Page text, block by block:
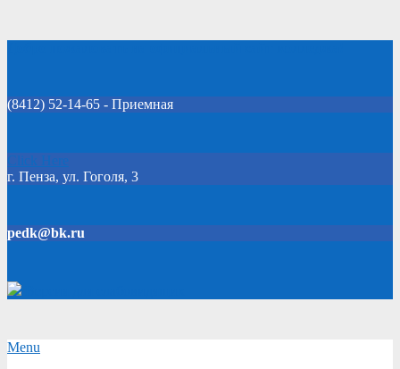
(8412) 52-14-65 - Приемная
Click Here
г. Пенза, ул. Гоголя, 3
pedk@bk.ru
Secondary
Menu